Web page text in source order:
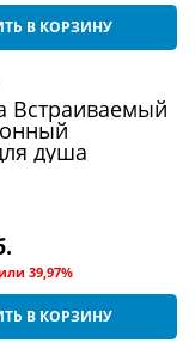
В КОРЗИНУ
Встраиваемый
душа
39,97%
В КОРЗИНУ